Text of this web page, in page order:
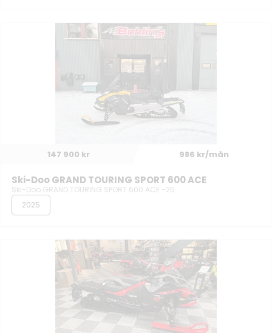
147 900 kr 986 kr/mån
Ski-Doo GRAND TOURING SPORT 600 ACE
Ski-Doo GRAND TOURING SPORT 600 ACE -25
2025